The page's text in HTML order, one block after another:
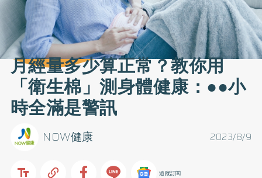
月經量多少算正常？教你用
「衛生棉」測身體健康：●●小
時全滿是警訊
2023/8/9
NOW健康
追蹤訂閱